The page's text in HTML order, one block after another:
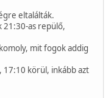
eltalálták.
21:30-as repülő,
mit fogok addig
17:10 körül, inkább azt